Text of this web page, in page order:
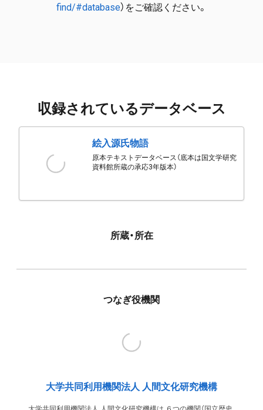
find/#database）をご確認ください。
収録されているデータベース
絵入源氏物語
原本テキストデータベース（底本は国文学研究
資料館所蔵の承応3年版本）
所蔵・所在
つなぎ役機関
大学共同利用機関法人 人間文化研究機構